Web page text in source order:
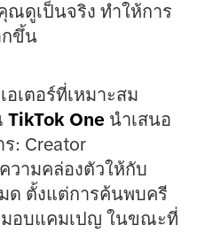
ดูเป็นจริง ทำให้การ
กขึ้น
เตอร์ที่เหมาะสม
TikTok One นำเสนอ
ร: Creator
วามคล่องตัวให้กับ
ด ตั้งแต่การค้นพบครี
มอบแคมเปญ ในขณะที่